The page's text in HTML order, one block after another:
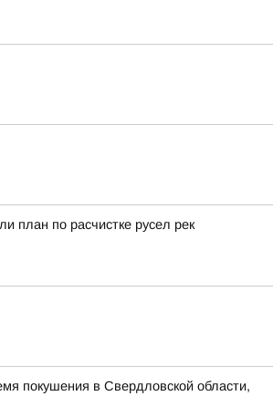
план по расчистке русел рек
покушения в Свердловской области,